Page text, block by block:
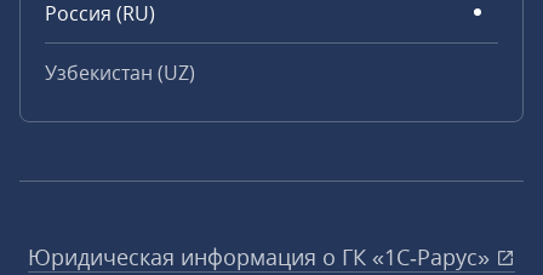
Россия (RU)
Узбекистан (UZ)
Юридическая информация о ГК «1С‑Рарус»